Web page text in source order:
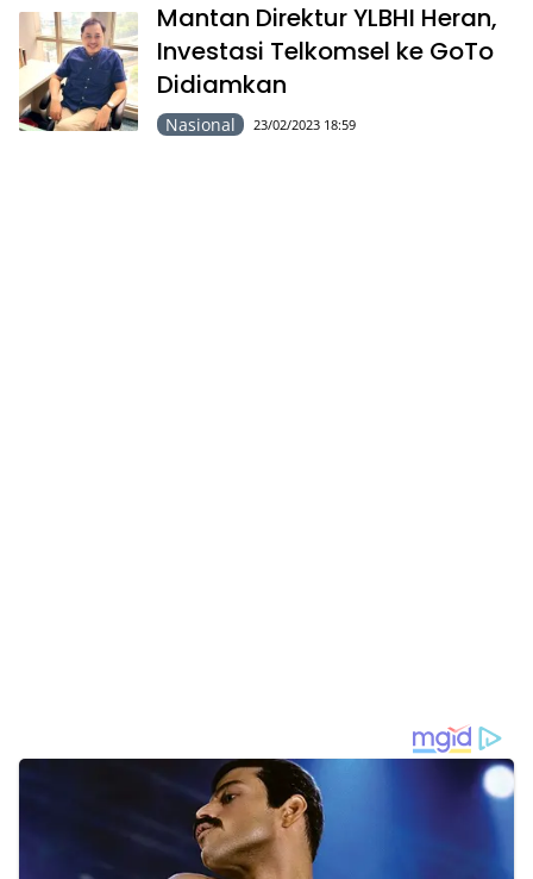
Mantan Direktur YLBHI Heran,
Investasi Telkomsel ke GoTo
Didiamkan
Nasional 23/02/2023 18:59